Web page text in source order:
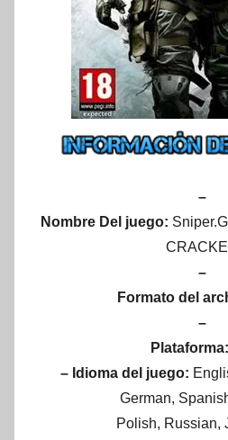
–
Nombre Del juego:
–
Formato del
–
Plataforma:
– Idioma del juego:
German,
Polish, Russian,